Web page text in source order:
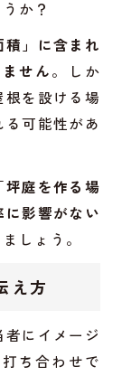
か？
」に含まれ
せん。しか
根を設ける場
可能性があ
「坪庭を作る場
影響がない
しょう。
え方
にイメージ
ち合わせで